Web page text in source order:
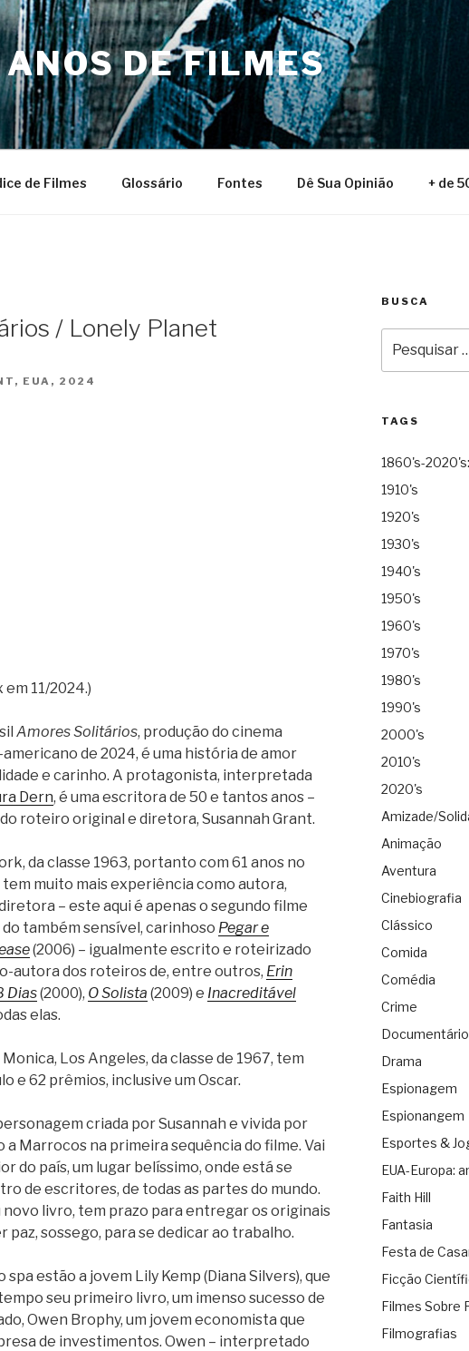
DE FILMES
de Filmes Glossário Fontes Dê Sua Opinião + de
/ Lonely Planet
EUA, 2024
stars
11/2024.)
Amores Solitários, produção do cinema
de 2024, é uma história de amor
e carinho. A protagonista, interpretada
Dern, é uma escritora de 50 e tantos anos –
roteiro original e diretora, Susannah Grant.
da classe 1963, portanto com 61 anos no
muito mais experiência como autora,
– este aqui é apenas o segundo filme
também sensível, carinhoso Pegar e
(2006) – igualmente escrito e roteirizado
autora dos roteiros de, entre outros, Erin
Dias(2000), O Solista (2009) e Inacreditável
elas.
Los Angeles, da classe de 1967, tem
e 62 prêmios, inclusive um Oscar.
criada por Susannah e vivida por
a Marrocos na primeira sequência do filme. Vai
do país, um lugar belíssimo, onde está se
de escritores, de todas as partes do mundo.
novo livro, tem prazo para entregar os originais
paz, sossego, para se dedicar ao trabalho.
estão a jovem Lily Kemp (Diana Silvers), que
seu primeiro livro, um imenso sucesso de
Owen Brophy, um jovem economista que
de investimentos. Owen – interpretado
BUSCA
por:
TAGS
1860's-
1910's
1920's
1930's
1940's
1950's
1960's
1970's
1980's
1990's
2000's
2010's
2020's
Amizade/
Animação
Aventura
Cinebiografia
Clássico
Comida
Comédia
Crime
Documentário
Drama
Espionagem
Espionangem
Esportes &
EUA-Europa:
Faith Hill
Fantasia
Festa de
Ficção
Filmes Sobre
Filmografias